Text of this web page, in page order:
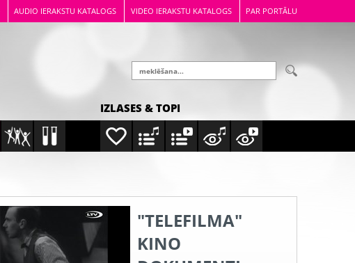
AUDIO IERAKSTU KATALOGS VIDEO IERAKSTU KATALOGS PAR PORTĀLU
IZLASES & TOPI
"TELEFILMA"
KINO